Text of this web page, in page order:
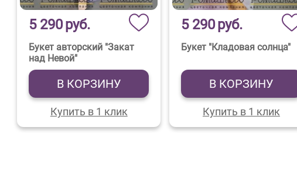
5 290руб.
Букет авторский "Закат
над Невой"
В КОРЗИНУ
Купить в 1 клик
5 290руб.
Букет "Кладовая солнца"
В КОРЗИНУ
Купить в 1 клик